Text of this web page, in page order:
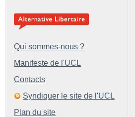
Qui sommes-nous ?
Manifeste de l'UCL
Contacts
Syndiquer le site de l'UCL
Plan du site